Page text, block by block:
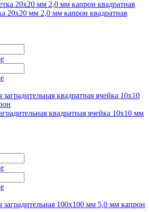
20х20 мм 2,0 мм капрон квадратная
квадратная ячейка 10х10 мм